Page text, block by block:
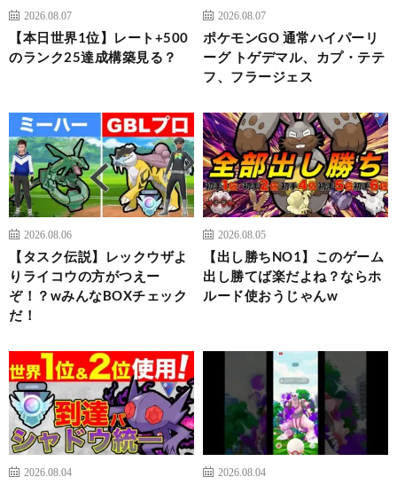
2026.08.07
【本日世界1位】レート+500
のランク25達成構築見る？
2026.08.07
ポケモンGO 通常ハイパーリ
ーグ トゲデマル、カプ・テテ
フ、フラージェス
2026.08.06
【タスク伝説】レックウザよ
りライコウの方がつえー
ぞ！？wみんなBOXチェック
だ！
2026.08.05
【出し勝ちNO1】このゲーム
出し勝てば楽だよね？ならホ
ルード使おうじゃんw
2026.08.04 2026.08.04